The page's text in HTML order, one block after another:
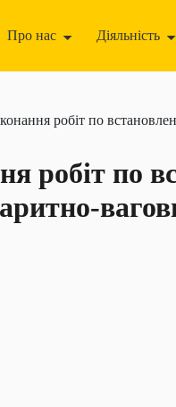
Про нас Діяльність
автоматичних габаритно-вагових комплексів «Weigh-in-
робіт по